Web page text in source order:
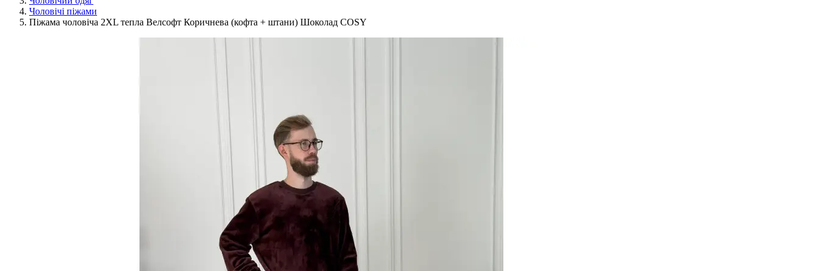
Чоловічі піжами
Піжама чоловіча 2XL тепла Велсофт Коричнева (кофта + штани) Шоколад COSY